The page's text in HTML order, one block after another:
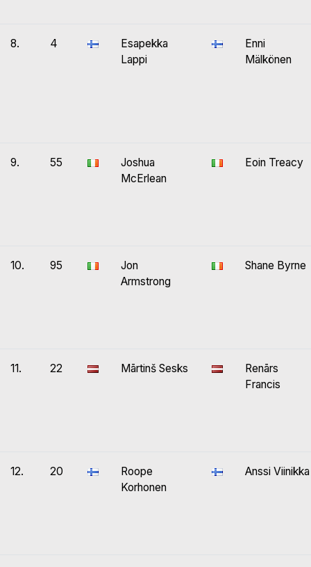
8. 4
Esapekka
Lappi
Enni
Mälkönen
9. 55
Joshua
McErlean
Eoin Treacy
10. 95
Jon
Armstrong
Shane Byrne
11. 22 Mārtinš Sesks
Renārs
Francis
12. 20
Roope
Korhonen
Anssi Viinikka